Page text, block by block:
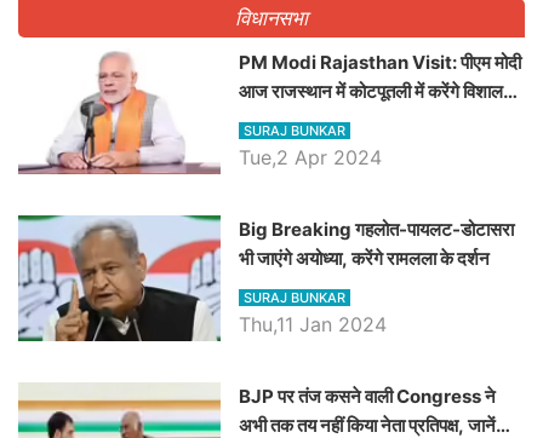
विधानसभा
PM Modi Rajasthan Visit: पीएम मोदी
आज राजस्थान में कोटपूतली में करेंगे विशाल
रैली, एक सभा से 8 सीटों पर साधेगें निशाना
SURAJ BUNKAR
Tue,2 Apr 2024
Big Breaking गहलोत-पायलट-डोटासरा
भी जाएंगे अयोध्या, करेंगे रामलला के दर्शन
SURAJ BUNKAR
Thu,11 Jan 2024
BJP पर तंज कसने वाली Congress ने
अभी तक तय नहीं किया नेता प्रतिपक्ष, जानें